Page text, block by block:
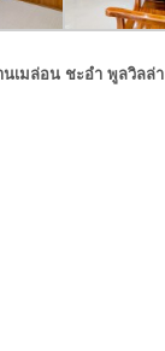
เมล่อน ชะอำ พูลวิลล่า